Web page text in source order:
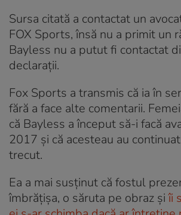
Sursa citată a contactat un
FOX Sports, însă nu a primit un
Bayless nu a putut fi contactat
declarații.
Fox Sports a transmis că ia în
fără a face alte comentarii.
că Bayless a început să-i facă
2017 și că acesteau au
trecut.
Ea a mai susținut că fostul
îmbrățișa, o săruta pe obraz șiîi